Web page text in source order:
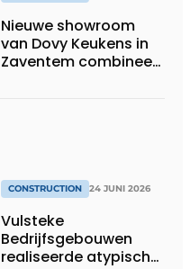
Nieuwe showroom
van Dovy Keukens in
Zaventem combineert
CONSTRUCTION 24 JUNI 2026
Vulsteke
Bedrijfsgebouwen
realiseerde atypisch